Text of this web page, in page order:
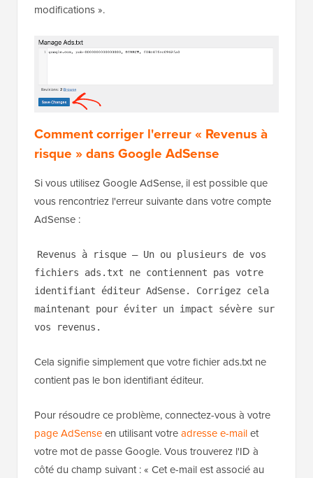
modifications ».
Comment corriger l'erreur « Revenus à
risque » dans Google AdSense
Si vous utilisez Google AdSense, il est possible que
vous rencontriez l'erreur suivante dans votre compte
AdSense :
Revenus à risque – Un ou plusieurs de vos
fichiers ads.txt ne contiennent pas votre
identifiant éditeur AdSense. Corrigez cela
maintenant pour éviter un impact sévère sur
vos revenus.
Cela signifie simplement que votre fichier ads.txt ne
contient pas le bon identifiant éditeur.
Pour résoudre ce problème, connectez-vous à votre
page AdSenseen utilisant votreadresse e-mailet
votre mot de passe Google. Vous trouverez l'ID à
côté du champ suivant : « Cet e-mail est associé au